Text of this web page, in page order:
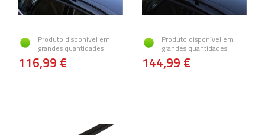
Produto disponível em
grandes quantidades
116,99 €
Produto disponível em
grandes quantidades
144,99 €